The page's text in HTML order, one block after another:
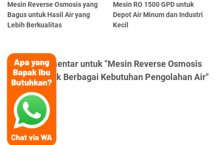
Mesin Reverse Osmosis yang
Bagus untuk Hasil Air yang
Lebih Berkualitas
Mesin RO 1500 GPD untuk
Depot Air Minum dan Industri
Kecil
Posting Komentar untuk "Mesin Reverse Osmosis
System untuk Berbagai Kebutuhan Pengolahan Air"